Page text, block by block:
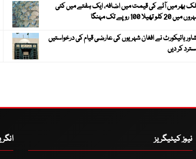
بھر میں آٹے کی قیمت میں اضافہ، ایک ہفتے میں کئی
20 کلو تھیلا 100 روپے تک مہنگا
ہائیکورٹ نے افغان شہریوں کی عارضی قیام کی درخواستیں
کر دیں
نیوز کیٹیگریز